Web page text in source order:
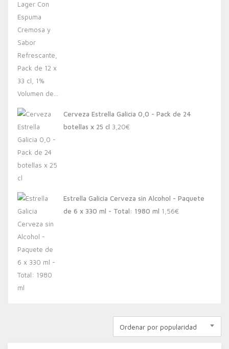
Cerveza Estrella Galicia 0,0 - Pack de 24
botellas x 25 cl 3,20€
Estrella Galicia Cerveza sin Alcohol - Paquete
de 6 x 330 ml - Total: 1980 ml 1,56€
Ordenar por popularidad